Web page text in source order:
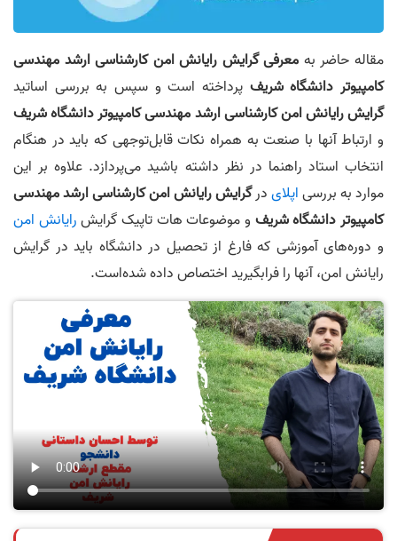
مقاله حاضر به معرفی گرایش رایانش امن کارشناسی‌ ارشد مهندسی
کامپیوتر دانشگاه شریف پرداخته است و سپس به بررسی اساتید
گرایش رایانش امن کارشناسی‌ ارشد مهندسی کامپیوتر دانشگاه شریف
و ارتباط آنها با صنعت به همراه نکات قابل‌توجهی که باید در هنگام
انتخاب استاد راهنما در نظر داشته باشید می‌پردازد. علاوه بر این
موارد به بررسیاپلایدرگرایش رایانش امن کارشناسی‌ ارشد مهندسی
کامپیوتر دانشگاه شریف و موضوعات هات تاپیک گرایشرایانش امن
و دوره‌های آموزشی که فارغ از تحصیل در دانشگاه باید در گرایش
رایانش امن، آنها را فرابگیرید اختصاص‌ داده‌ شده‌است.